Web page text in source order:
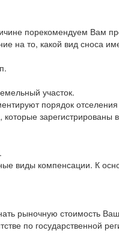
порекомендуем Вам
на то, какой вид сноса
участок.
порядок
зарегистрированы
виды компенсации. К
рыночную стоимость
по государственной